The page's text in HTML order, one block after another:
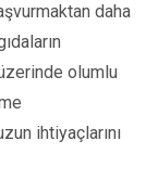
daha
olumlu
ihtiyaçlarını